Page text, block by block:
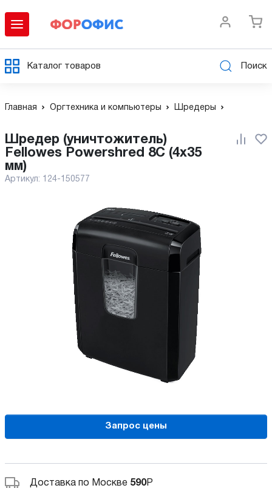
Каталог товаров Поиск
Главная Оргтехника и компьютеры Шредеры
Шредер (уничтожитель)
Fellowes Powershred 8C (4x35
мм)
Артикул: 124-150577
Запрос цены
Доставка по Москве 590Р